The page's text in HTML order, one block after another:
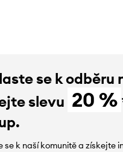
se k odběru
slevu 20 %
se k naší komunitě a získejte